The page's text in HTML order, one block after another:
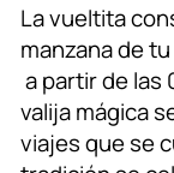
La vueltita
manzana de
a partir de las
valija mágica
viajes que se